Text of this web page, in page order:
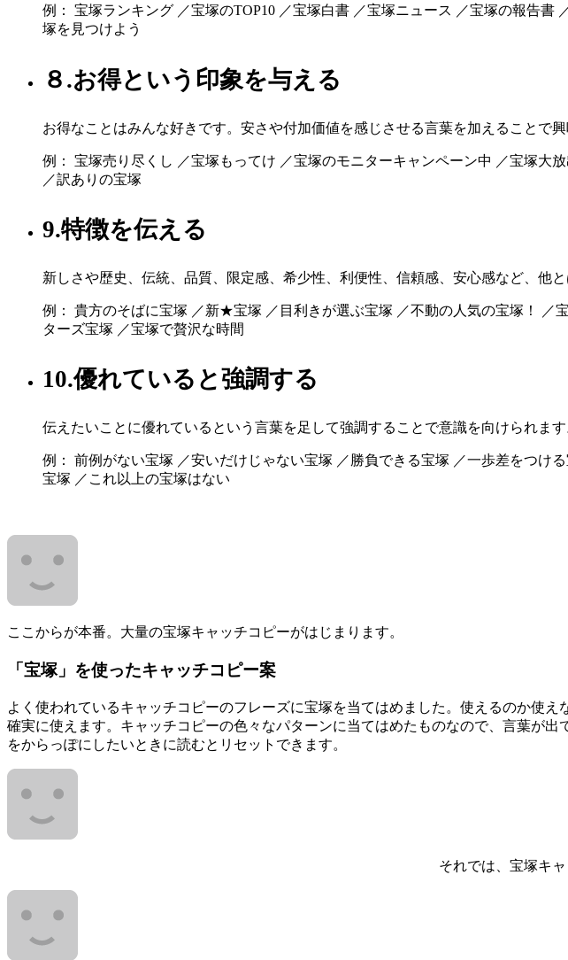
例： 宝塚ランキング ／宝塚のTOP10 ／宝塚白書 ／宝塚ニュース ／宝塚の報告
塚を見つけよう
８.お得という印象を与える
お得なことはみんな好きです。安さや付加価値を感じさせる言葉を加えることで興
例： 宝塚売り尽くし ／宝塚もってけ ／宝塚のモニターキャンペーン中 ／宝塚大
／訳ありの宝塚
9.特徴を伝える
新しさや歴史、伝統、品質、限定感、希少性、利便性、信頼感、安心感など、他
例： 貴方のそばに宝塚 ／新★宝塚 ／目利きが選ぶ宝塚 ／不動の人気の宝塚！ ／
ターズ宝塚 ／宝塚で贅沢な時間
10.優れていると強調する
伝えたいことに優れているという言葉を足して強調することで意識を向けられま
例： 前例がない宝塚 ／安いだけじゃない宝塚 ／勝負できる宝塚 ／一歩差をつけ
宝塚 ／これ以上の宝塚はない
ここからが本番。大量の宝塚キャッチコピーがはじまります。
「宝塚」を使ったキャッチコピー案
よく使われているキャッチコピーのフレーズに宝塚を当てはめました。使えるのか使
確実に使えます。キャッチコピーの色々なパターンに当てはめたものなので、言葉が
をからっぽにしたいときに読むとリセットできます。
それでは、宝塚キ